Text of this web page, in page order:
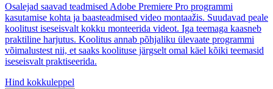
Osalejad saavad teadmised Adobe Premiere Pro programmi
kasutamise kohta ja baasteadmised video montaažis. Suudavad peale
koolitust iseseisvalt kokku monteerida videot. Iga teemaga kaasneb
praktiline harjutus. Koolitus annab põhjaliku ülevaate programmi
võimalustest nii, et saaks koolituse järgselt omal käel kõiki teemasid
iseseisvalt praktiseerida.
Hind kokkuleppel